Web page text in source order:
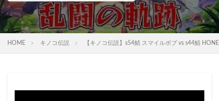
HOME キノコ伝説 【キノコ伝説】s54鯖 スマイルボブ vs s44鯖